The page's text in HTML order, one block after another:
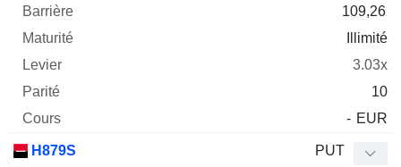
109,26
Illimité
3.03x
10
- EUR
H879S PUT